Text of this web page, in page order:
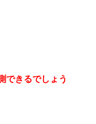
できるでしょう